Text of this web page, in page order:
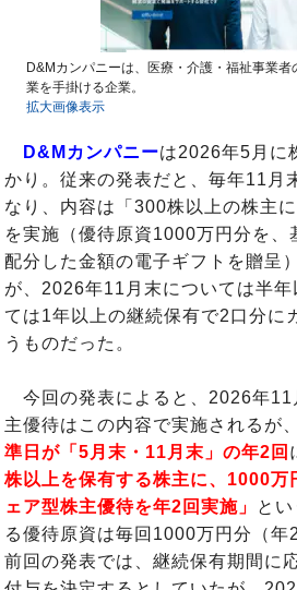
D&Mカンパニーは、医療・介護・福祉事業
業を手掛ける企業。
拡大画像表示
D&Mカンパニーは2026年5月に
かり。従来の発表だと、毎年11月
なり、内容は「300株以上の株主
を実施（優待原資1000万円分を、
配分した金額の電子ギフトを贈呈
が、2026年11月末については半年
ては1年以上の継続保有で2口分に
うものだった。
今回の発表によると、2026年11
主優待はこの内容で実施されるが、
準日が「5月末・11月末」の年2回
株以上を保有する株主に、1000万
ェア型株主優待を年2回実施」
と
る優待原資は毎回1000万円分（年
前回の発表では、継続保有期間に